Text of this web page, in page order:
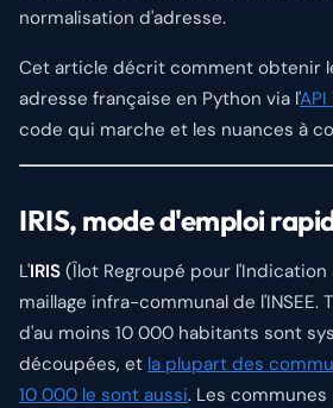
normalisation d'adresse.
Cet article décrit comment obtenir
adresse française en Python via l'
code qui marche et les nuances à
IRIS, mode d'emploi
L'IRIS (Îlot Regroupé pour
maillage infra-communal de l'INSEE.
d'au moins 10 000 habitants sont
découpées, et la plupart des
10 000 le sont aussi. Les